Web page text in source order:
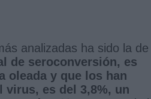
analizadas ha sido la de
de seroconversión, es
oleada y que los han
es del 3,8%, un